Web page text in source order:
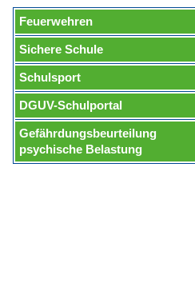
Feuerwehren
Sichere Schule
Schulsport
DGUV-Schulportal
Gefährdungsbeurteilung
psychische Belastung